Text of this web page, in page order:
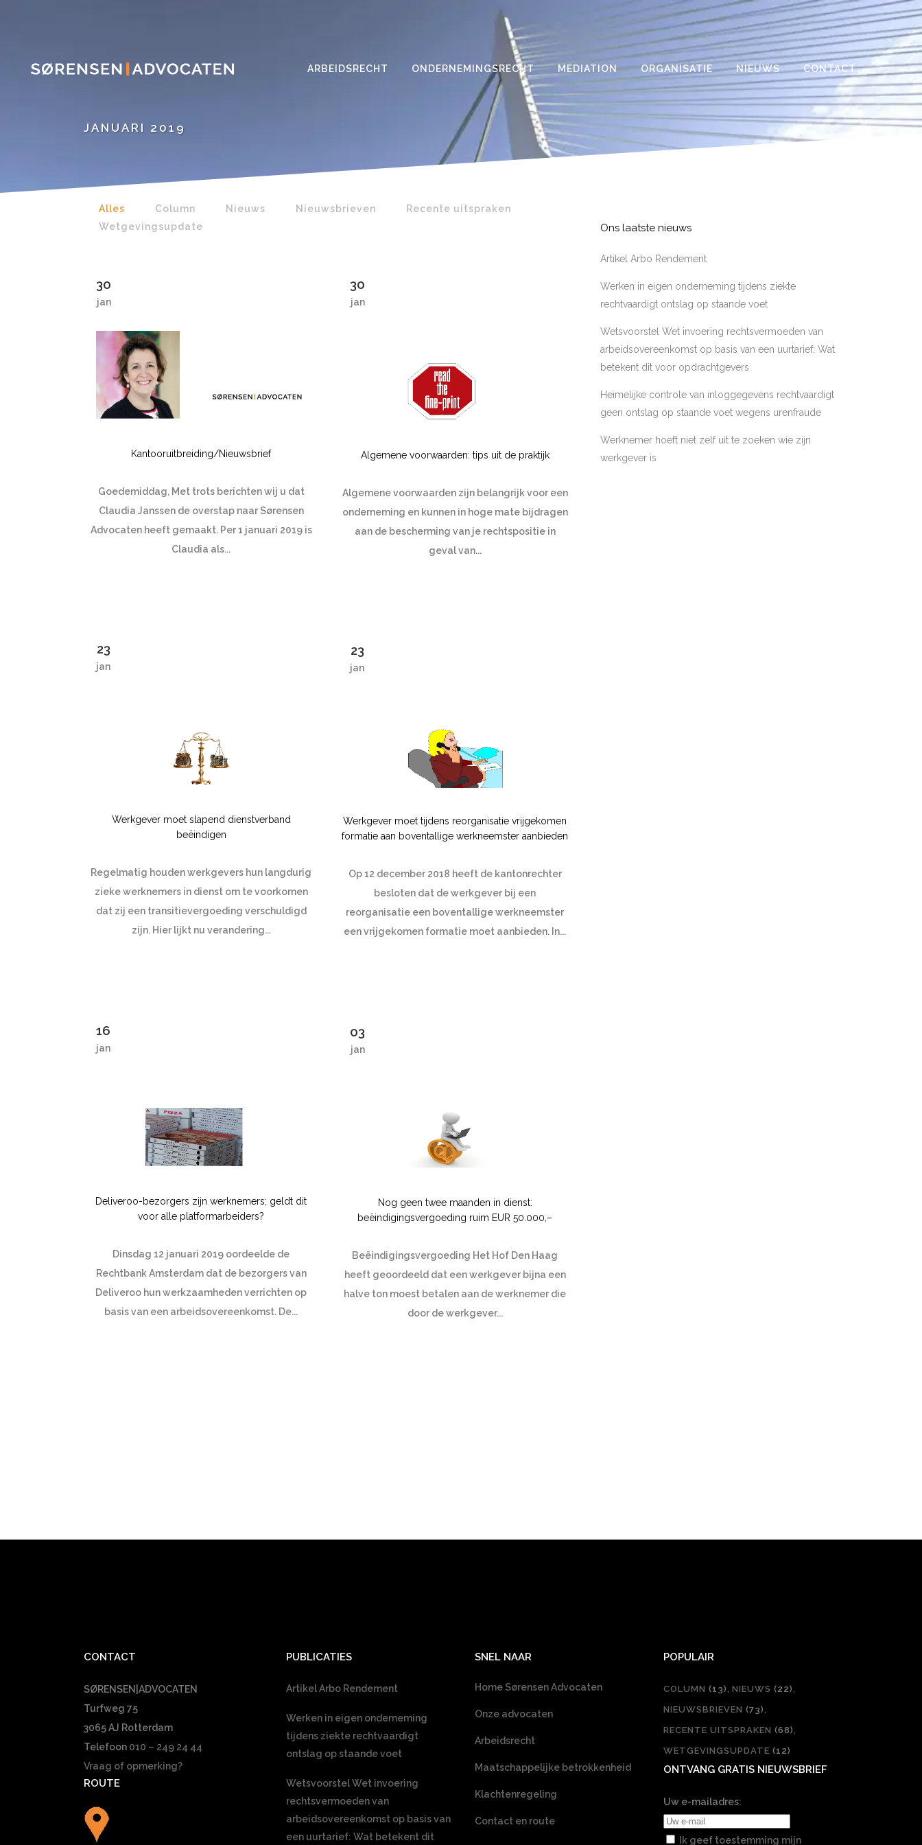
ARBEIDSRECHT ONDERNEMINGSRECHT MEDIATION ORGANISATIE NIEUWS CONTACT
JANUARI 2019
Alles Column Nieuws Nieuwsbrieven
Recente uitspraken
Wetgevingsupdate
30
jan
Kantooruitbreiding/Nieuwsbrief
Goedemiddag, Met trots berichten wij u dat
Claudia Janssen de overstap naar Sørensen
Advocaten heeft gemaakt. Per 1 januari 2019 is
Claudia als...
30
jan
Algemene voorwaarden: tips uit de praktijk
Algemene voorwaarden zijn belangrijk voor een
onderneming en kunnen in hoge mate bijdragen
aan de bescherming van je rechtspositie in
geval van...
23
jan
Werkgever moet slapend dienstverband
beëindigen
Regelmatig houden werkgevers hun langdurig
zieke werknemers in dienst om te voorkomen
dat zij een transitievergoeding verschuldigd
zijn. Hier lijkt nu verandering...
23
jan
Werkgever moet tijdens reorganisatie vrijgekomen
formatie aan boventallige werkneemster aanbieden
Op 12 december 2018 heeft de kantonrechter
besloten dat de werkgever bij een
reorganisatie een boventallige werkneemster
een vrijgekomen formatie moet aanbieden. In...
16
jan
Deliveroo-bezorgers zijn werknemers; geldt dit
voor alle platformarbeiders?
Dinsdag 12 januari 2019 oordeelde de
Rechtbank Amsterdam dat de bezorgers van
Deliveroo hun werkzaamheden verrichten op
basis van een arbeidsovereenkomst. De...
03
jan
Nog geen twee maanden in dienst:
beëindigingsvergoeding ruim EUR 50.000,–
Beëindigingsvergoeding Het Hof Den Haag
heeft geoordeeld dat een werkgever bijna een
halve ton moest betalen aan de werknemer die
door de werkgever...
Ons laatste nieuws
Artikel Arbo Rendement
Werken in eigen onderneming tijdens ziekte
rechtvaardigt ontslag op staande voet
Wetsvoorstel Wet invoering rechtsvermoeden van
arbeidsovereenkomst op basis van een uurtarief: Wat
betekent dit voor opdrachtgevers
Heimelijke controle van inloggegevens rechtvaardigt
geen ontslag op staande voet wegens urenfraude
Werknemer hoeft niet zelf uit te zoeken wie zijn
werkgever is
CONTACT
SØRENSEN|ADVOCATEN
Turfweg 75
3065 AJ Rotterdam
Telefoon 010 – 249 24 44
Vraag of opmerking?
ROUTE
PUBLICATIES
Artikel Arbo Rendement
Werken in eigen onderneming
tijdens ziekte rechtvaardigt
ontslag op staande voet
Wetsvoorstel Wet invoering
rechtsvermoeden van
arbeidsovereenkomst op basis van
een uurtarief: Wat betekent dit
SNEL NAAR
Home Sørensen Advocaten
Onze advocaten
Arbeidsrecht
Maatschappelijke betrokkenheid
Klachtenregeling
Contact en route
POPULAIR
COLUMN (13) NIEUWS (22)
NIEUWSBRIEVEN (73)
RECENTE UITSPRAKEN (68)
WETGEVINGSUPDATE (12)
ONTVANG GRATIS NIEUWSBRIEF
Uw e-mailadres:
Ik geef toestemming mijn